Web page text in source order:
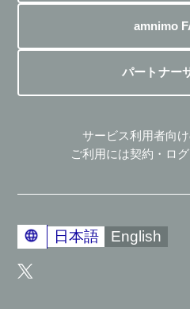
amnimo
パートナー
サービス利用者向け
ご利用には契約・ロ
日本語 English